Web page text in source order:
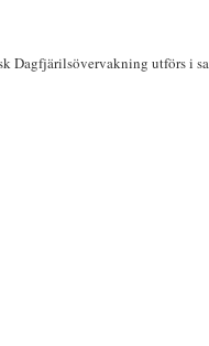
Dagfjärilsövervakning utförs i